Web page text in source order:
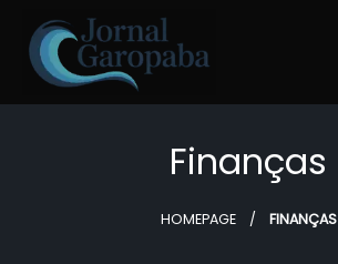
content
Jornal Garopaba
Finanças
HOMEPAGE FINANÇAS